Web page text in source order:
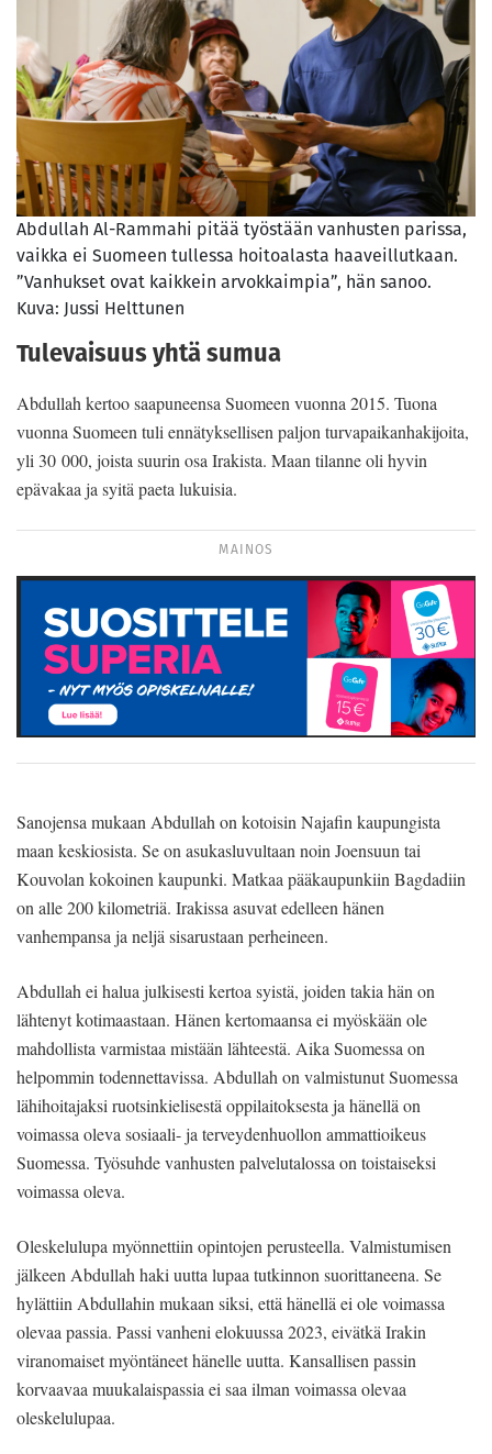
Abdullah Al-Rammahi pitää työstään vanhusten parissa,
vaikka ei Suomeen tullessa hoitoalasta haaveillutkaan.
”Vanhukset ovat kaikkein arvokkaimpia”, hän sanoo.
Kuva: Jussi Helttunen
Tulevaisuus yhtä sumua
Abdullah kertoo saapuneensa Suomeen vuonna 2015. Tuona
vuonna Suomeen tuli ennätyksellisen paljon turvapaikanhakijoita,
yli 30 000, joista suurin osa Irakista. Maan tilanne oli hyvin
epävakaa ja syitä paeta lukuisia.
MAINOS
Sanojensa mukaan Abdullah on kotoisin Najafin kaupungista
maan keskiosista. Se on asukasluvultaan noin Joensuun tai
Kouvolan kokoinen kaupunki. Matkaa pääkaupunkiin Bagdadiin
on alle 200 kilometriä. Irakissa asuvat edelleen hänen
vanhempansa ja neljä sisarustaan perheineen.
Abdullah ei halua julkisesti kertoa syistä, joiden takia hän on
lähtenyt kotimaastaan. Hänen kertomaansa ei myöskään ole
mahdollista varmistaa mistään lähteestä. Aika Suomessa on
helpommin todennettavissa. Abdullah on valmistunut Suomessa
lähihoitajaksi ruotsinkielisestä oppilaitoksesta ja hänellä on
voimassa oleva sosiaali- ja terveydenhuollon ammattioikeus
Suomessa. Työsuhde vanhusten palvelutalossa on toistaiseksi
voimassa oleva.
Oleskelulupa myönnettiin opintojen perusteella. Valmistumisen
jälkeen Abdullah haki uutta lupaa tutkinnon suorittaneena. Se
hylättiin Abdullahin mukaan siksi, että hänellä ei ole voimassa
olevaa passia. Passi vanheni elokuussa 2023, eivätkä Irakin
viranomaiset myöntäneet hänelle uutta. Kansallisen passin
korvaavaa muukalaispassia ei saa ilman voimassa olevaa
oleskelulupaa.